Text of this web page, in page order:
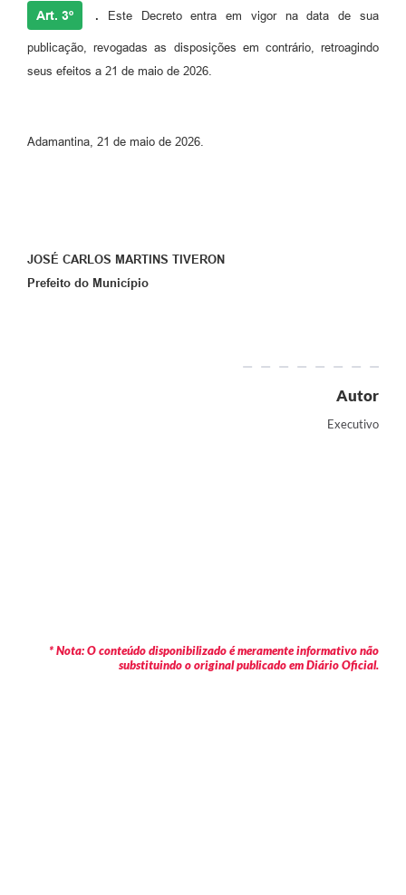
Art. 3º . Este Decreto entra em vigor na data de sua
publicação, revogadas as disposições em contrário, retroagindo
seus efeitos a 21 de maio de 2026.
Adamantina, 21 de maio de 2026.
JOSÉ CARLOS MARTINS TIVERON
Prefeito do Município
Autor
Executivo
* Nota: O conteúdo disponibilizado é meramente informativo não
substituindo o original publicado em Diário Oficial.